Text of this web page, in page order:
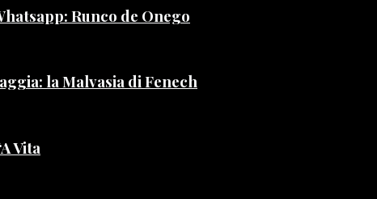
Runco de Onego
la Malvasia di Fenech
Vita